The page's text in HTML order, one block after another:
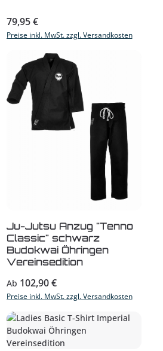
Regulärer Preis:
79,95 €
Preise inkl. MwSt. zzgl. Versandkosten
Ju-Jutsu Anzug "Tenno
Classic" schwarz
Budokwai Öhringen
Vereinsedition
Regulärer Preis:
Ab 102,90 €
Preise inkl. MwSt. zzgl. Versandkosten